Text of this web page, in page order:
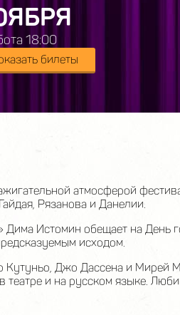
18:00
билеты
атмосферой
Рязанова и Данелии.
Истомин обещает на День
исходом.
Кутуньо, Джо Дассена и Мирей
и на русском языке.